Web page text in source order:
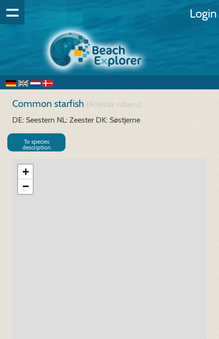
Login
Common starfish (Asterias rubens)
DE: Seestern NL: Zeester DK: Søstjerne
To species
description
+
−